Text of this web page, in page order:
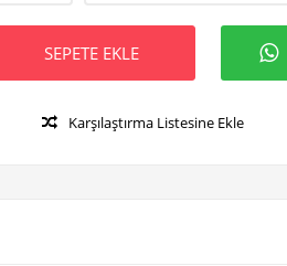
SEPETE EKLE
Karşılaştırma Listesine Ekle